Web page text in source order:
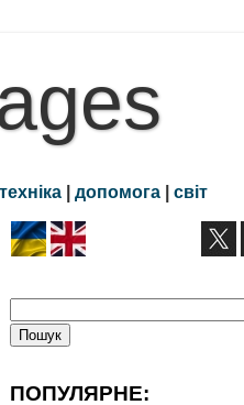
| допомога | світ
ПОПУЛЯРНЕ: